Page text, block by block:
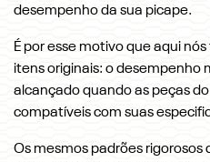
desempenho da sua picape.
É por esse motivo que aqui
itens originais: o desempenho
alcançado quando as peças
compatíveis com suas
Os mesmos padrões